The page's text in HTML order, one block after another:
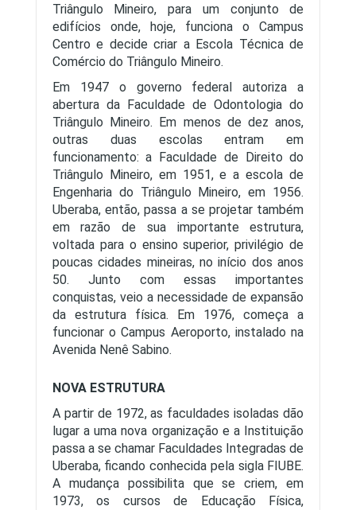
Triângulo Mineiro, para um conjunto de
edifícios onde, hoje, funciona o Campus
Centro e decide criar a Escola Técnica de
Comércio do Triângulo Mineiro.
Em 1947 o governo federal autoriza a
abertura da Faculdade de Odontologia do
Triângulo Mineiro. Em menos de dez anos,
outras duas escolas entram em
funcionamento: a Faculdade de Direito do
Triângulo Mineiro, em 1951, e a escola de
Engenharia do Triângulo Mineiro, em 1956.
Uberaba, então, passa a se projetar também
em razão de sua importante estrutura,
voltada para o ensino superior, privilégio de
poucas cidades mineiras, no início dos anos
50. Junto com essas importantes
conquistas, veio a necessidade de expansão
da estrutura física. Em 1976, começa a
funcionar o Campus Aeroporto, instalado na
Avenida Nenê Sabino.
NOVA ESTRUTURA
A partir de 1972, as faculdades isoladas dão
lugar a uma nova organização e a Instituição
passa a se chamar Faculdades Integradas de
Uberaba, ficando conhecida pela sigla FIUBE.
A mudança possibilita que se criem, em
1973, os cursos de Educação Física,